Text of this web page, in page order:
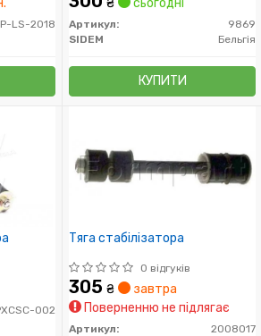
LS-2018
₴ сьогодні
Артикул:
9869
SIDEM
Бельгія
КУПИТИ
002
Тяга стабілізатора
0 відгуків
305 ₴
завтра
Поверненню не підлягає
Артикул:
2008017